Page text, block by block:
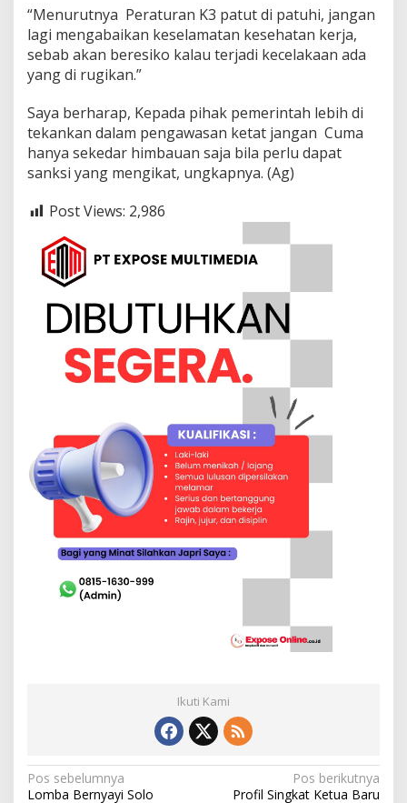
“Menurutnya Peraturan K3 patut di patuhi, jangan
lagi mengabaikan keselamatan kesehatan kerja,
sebab akan beresiko kalau terjadi kecelakaan ada
yang di rugikan.”
Saya berharap, Kepada pihak pemerintah lebih di
tekankan dalam pengawasan ketat jangan Cuma
hanya sekedar himbauan saja bila perlu dapat
sanksi yang mengikat, ungkapnya. (Ag)
Post Views: 2,986
Ikuti Kami
N
Pos sebelumnya
Lomba Bernyayi Solo
Pos berikutnya
Profil Singkat Ketua Baru